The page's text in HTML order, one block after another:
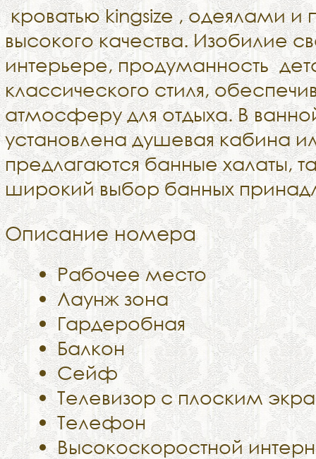
кроватью kingsize , одеялами
высокого качества. Изобилие
интерьере, продуманность
классического стиля,
атмосферу для отдыха. В
установлена душевая кабина
предлагаются банные халаты,
широкий выбор банных
Описание номера
Рабочее место
Лаунж зона
Гардеробная
Балкон
Сейф
Телевизор с плоским
Телефон
Высокоскоростной